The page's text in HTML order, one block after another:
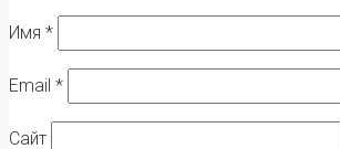
Имя *
Email *
Сайт